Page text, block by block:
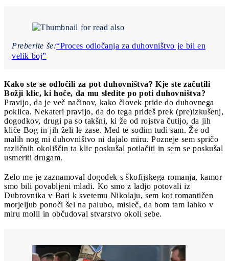
Preberite še:“Proces odločanja za duhovništvo je bil en
velik boj”
Kako ste se odločili za pot duhovništva? Kje ste začutili
Božji klic, ki hoče, da mu sledite po poti duhovništva?
Pravijo, da je več načinov, kako človek pride do duhovnega
poklica. Nekateri pravijo, da do tega prideš prek (pre)izkušenj,
dogodkov, drugi pa so takšni, ki že od rojstva čutijo, da jih
kliče Bog in jih želi le zase. Med te sodim tudi sam. Že od
malih nog mi duhovništvo ni dajalo miru. Pozneje sem spričo
različnih okoliščin ta klic poskušal potlačiti in sem se poskušal
usmeriti drugam.
Zelo me je zaznamoval dogodek s škofijskega romanja, kamor
smo bili povabljeni mladi. Ko smo z ladjo potovali iz
Dubrovnika v Bari k svetemu Nikolaju, sem kot romantičen
morjeljub ponoči šel na palubo, misleč, da bom tam lahko v
miru molil in občudoval stvarstvo okoli sebe.